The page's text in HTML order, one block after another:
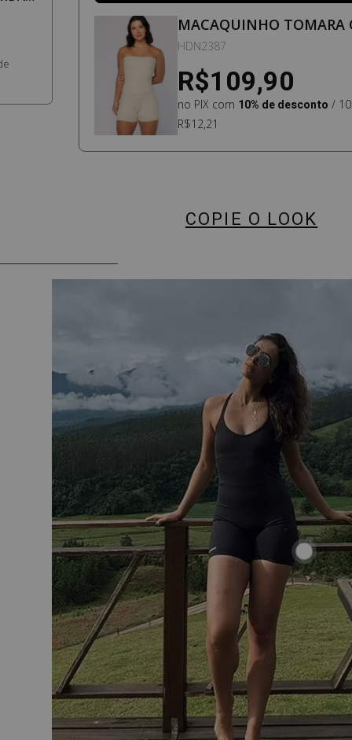
MACAQUINHO TOMARA
CAIA BOOST OFF WHITE
HDN2387
R$109,90
no PIX com 10% de desconto /
R$12,21
COPIE O LOOK